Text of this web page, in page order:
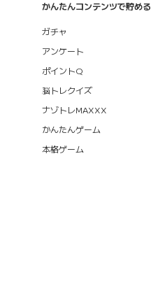
かんたんコンテンツで貯める
ガチャ
アンケート
ポイントQ
脳トレクイズ
ナゾトレMAXXX
かんたんゲーム
本格ゲーム